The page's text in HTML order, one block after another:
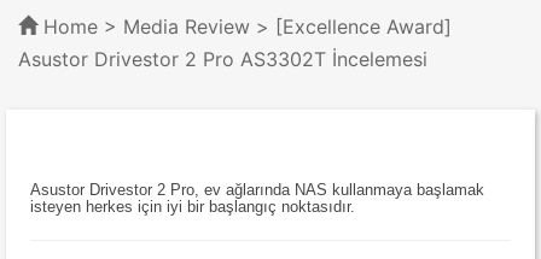
Home > Media Review > [Excellence Award]
Asustor Drivestor 2 Pro AS3302T İncelemesi
Asustor Drivestor 2 Pro, ev ağlarında NAS kullanmaya başlamak
isteyen herkes için iyi bir başlangıç noktasıdır.